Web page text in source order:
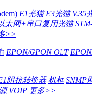
E1光猫 E3光猫 V.35
太网+串口复用光猫
>>
EPON/GPON OLT
阻抗转换器 机框 SNMP
VOIP 更多>>